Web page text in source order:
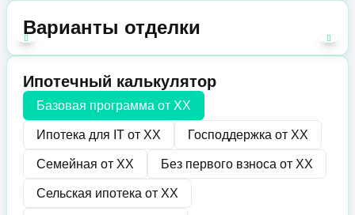
Варианты отделки
Ипотечный калькулятор
Базовая программа от XX
Ипотека для IT от XX Господдержка от XX
Семейная от XX Без первого взноса от XX
Сельская ипотека от XX